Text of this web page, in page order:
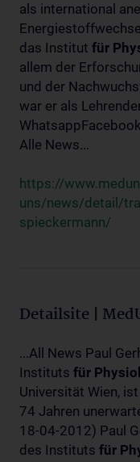
als international
das Institut für
allem der
und der
war er als
Alle News...
https://
uns/news/detail/
spieckermann/
Detailsite |
...All News Paul
Instituts für
Universität Wien,
74 Jahren
18-04-2012) Paul
des Instituts für